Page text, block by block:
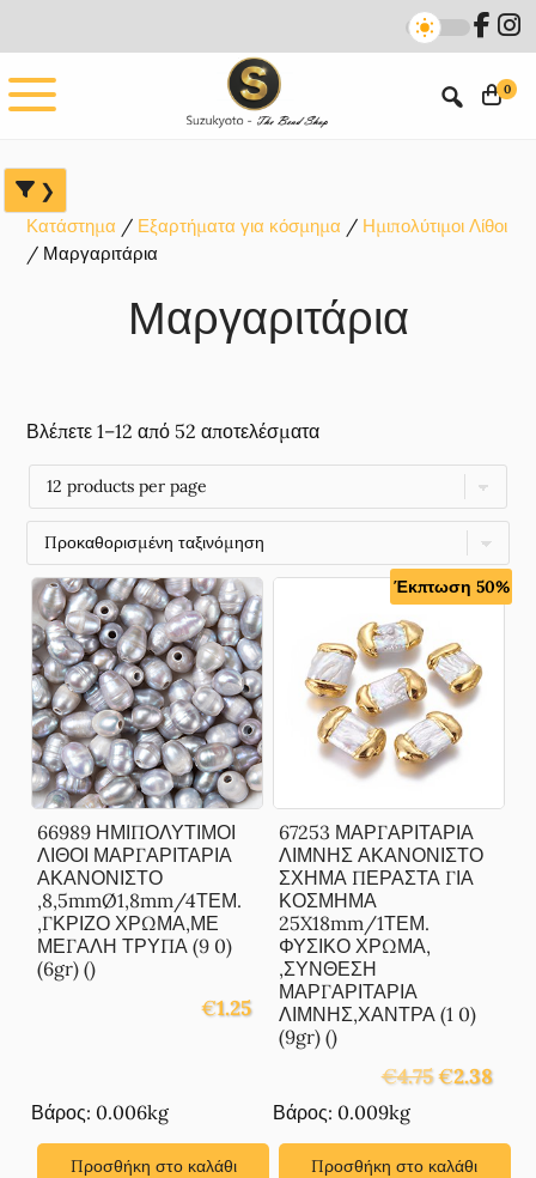
main
content
primary
sidebar
footer
0
Κατάστημα Εξαρτήματα για κόσμημα
Ημιπολύτιμοι Λίθοι
Μαργαριτάρια
Μαργαριτάρια
Βλέπετε 1–12 από 52 αποτελέσματα
66989 ΗΜΙΠΟΛΥΤΙΜΟΙ
ΛΙΘΟΙ ΜΑΡΓΑΡΙΤΑΡΙΑ
ΑΚΑΝΟΝΙΣΤΟ
,8,5mmØ1,8mm/4ΤΕΜ.
,ΓΚΡΙΖΟ ΧΡΩΜΑ,ΜΕ
ΜΕΓΑΛΗ ΤΡΥΠΑ (9 0)
(6gr) ()
€1.25
Βάρος: 0.006kg
Προσθήκη στο καλάθι
Έκπτωση 50%
67253 ΜΑΡΓΑΡΙΤΑΡΙΑ
ΛΙΜΝΗΣ ΑΚΑΝΟΝΙΣΤΟ
ΣΧΗΜΑ ΠΕΡΑΣΤΑ ΓΙΑ
ΚΟΣΜΗΜΑ
25X18mm/1ΤΕΜ.
ΦΥΣΙΚΟ ΧΡΩΜΑ,
,ΣΥΝΘΕΣΗ
ΜΑΡΓΑΡΙΤΑΡΙΑ
ΛΙΜΝΗΣ,ΧΑΝΤΡΑ (1 0)
(9gr) ()
€4.75 Original
€4.75.
€2.38Η
είναι:
Βάρος: 0.009kg
Προσθήκη στο καλάθι